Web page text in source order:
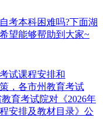
考本科困难吗?下面湖
望能够帮助到大家~
试课程安排和
，各市州教育考试
育考试院对《2026年
安排及教材目录》公